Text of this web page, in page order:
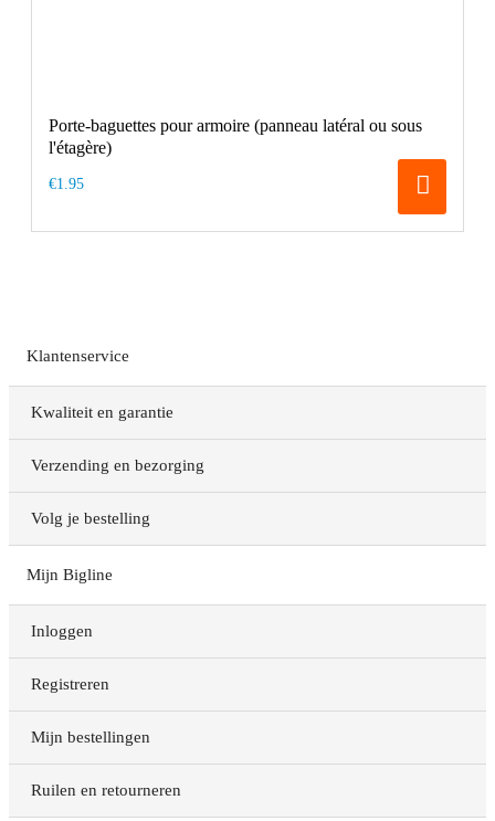
Porte-baguettes pour armoire (panneau latéral ou sous
l'étagère)
€1.95
Klantenservice
Kwaliteit en garantie
Verzending en bezorging
Volg je bestelling
Mijn Bigline
Inloggen
Registreren
Mijn bestellingen
Ruilen en retourneren